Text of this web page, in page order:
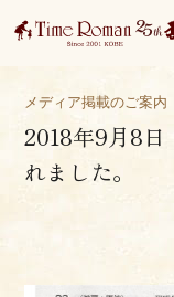
メディア掲載のご案内
2018年9月8日
れました。